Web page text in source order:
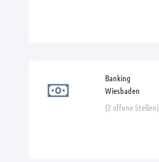
Banking
Wiesbaden
(2 offene Stellen)